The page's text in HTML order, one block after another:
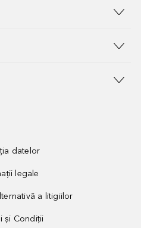
datelor
legale
a litigiilor
și Condiții